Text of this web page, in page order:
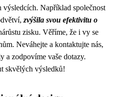
Například společnost
zvýšila svou efektivitu o
zisku. Věříme, že i vy se
Neváhejte a kontaktujte nás,
a zodpovíme vaše dotazy.
skvělých výsledků!